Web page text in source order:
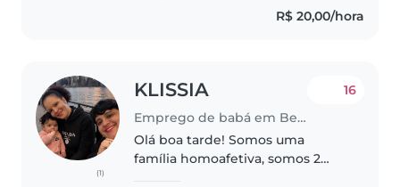
R$ 20,00/hora
(1)
KLISSIA
Emprego de babá em Belém
16
Olá boa tarde! Somos uma
família homoafetiva, somos 2